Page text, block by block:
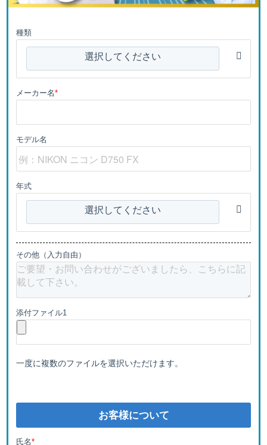
種類
選択してください
メーカー名*
モデル名
年式
選択してください
その他（入力自由）
添付ファイル1
一度に複数のファイルを選択いただけます。
お客様について
氏名*